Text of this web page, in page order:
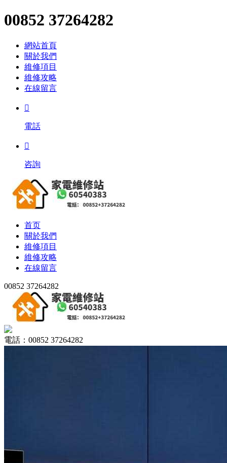
00852 37264282
網站首頁
關於我們
維修項目
維修攻略
在線留言

電話

咨詢
首页
關於我們
維修項目
維修攻略
在線留言
00852 37264282
電話：00852 37264282